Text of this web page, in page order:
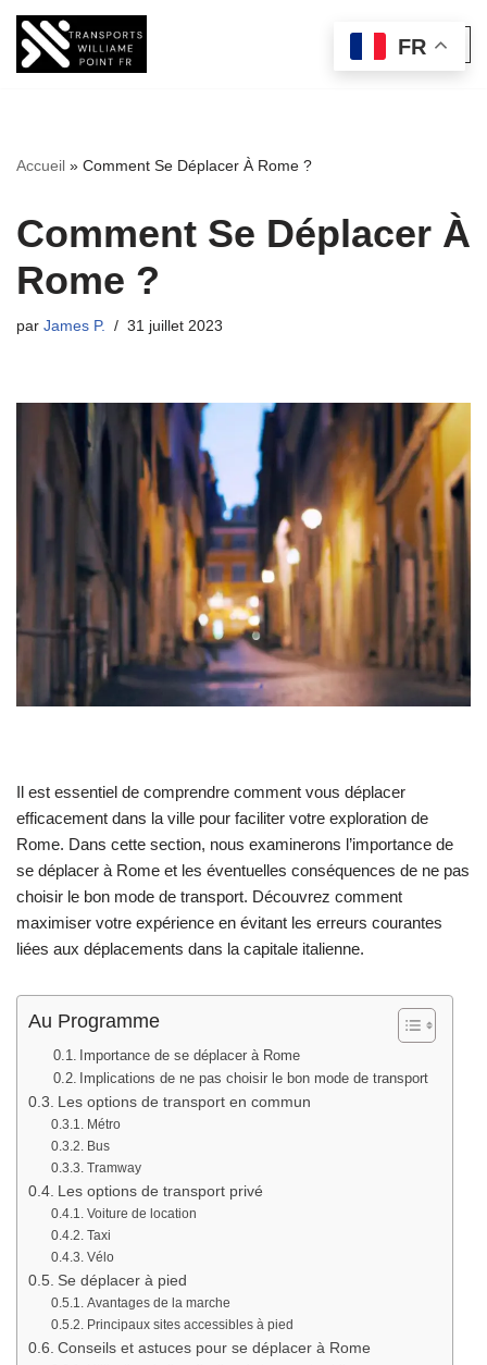
Aller
Accueil » Comment Se Déplacer À Rome ?
Comment Se Déplacer À
Rome ?
par James P. 31 juillet 2023
Il est essentiel de comprendre comment vous déplacer
efficacement dans la ville pour faciliter votre exploration de
Rome. Dans cette section, nous examinerons l’importance de
se déplacer à Rome et les éventuelles conséquences de ne pas
choisir le bon mode de transport. Découvrez comment
maximiser votre expérience en évitant les erreurs courantes
liées aux déplacements dans la capitale italienne.
Au Programme
Importance de se déplacer à Rome
Implications de ne pas choisir le bon mode de transport
Les options de transport en commun
Métro
Bus
Tramway
Les options de transport privé
Voiture de location
Taxi
Vélo
Se déplacer à pied
Avantages de la marche
Principaux sites accessibles à pied
Conseils et astuces pour se déplacer à Rome
FR